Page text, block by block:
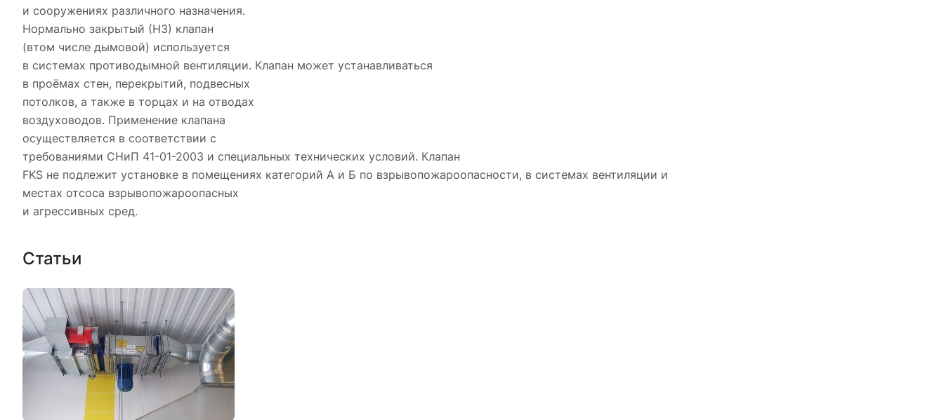
и сооружениях различного назначения.
Нормально закрытый (НЗ) клапан
(втом числе дымовой) используется
в системах противодымной вентиляции. Клапан может устанавливаться
в проёмах стен, перекрытий, подвесных
потолков, а также в торцах и на отводах
воздуховодов. Применение клапана
осуществляется в соответствии с
требованиями СНиП 41-01-2003 и специальных технических условий. Клапан
FKS не подлежит установке в помещениях категорий А и Б по взрывопожароопасности, в системах вентиляции и
местах отсоса взрывопожароопасных
и агрессивных сред.
Статьи